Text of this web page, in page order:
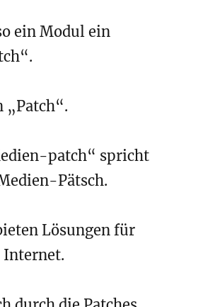
ein Modul ein
„Patch“.
patch“ spricht
Pätsch.
Lösungen für
Internet.